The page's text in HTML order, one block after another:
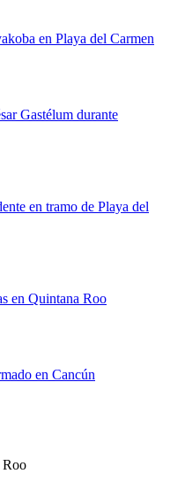
en Playa del Carmen
Gastélum durante
en tramo de Playa del
en Quintana Roo
en Cancún
Roo